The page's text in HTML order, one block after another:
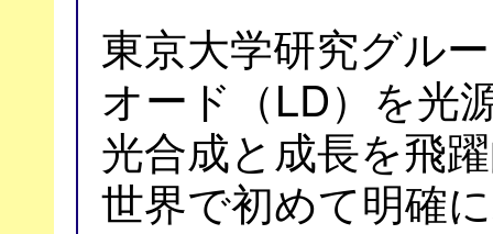
東京大学研究グル
オード（LD）を光
光合成と成長を飛
世界で初めて明確